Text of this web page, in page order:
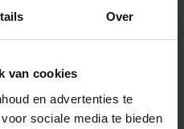
Over
van cookies
en advertenties te
sociale media te bieden